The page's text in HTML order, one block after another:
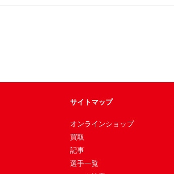
サイトマップ
オンラインショップ
買取
記事
選手一覧